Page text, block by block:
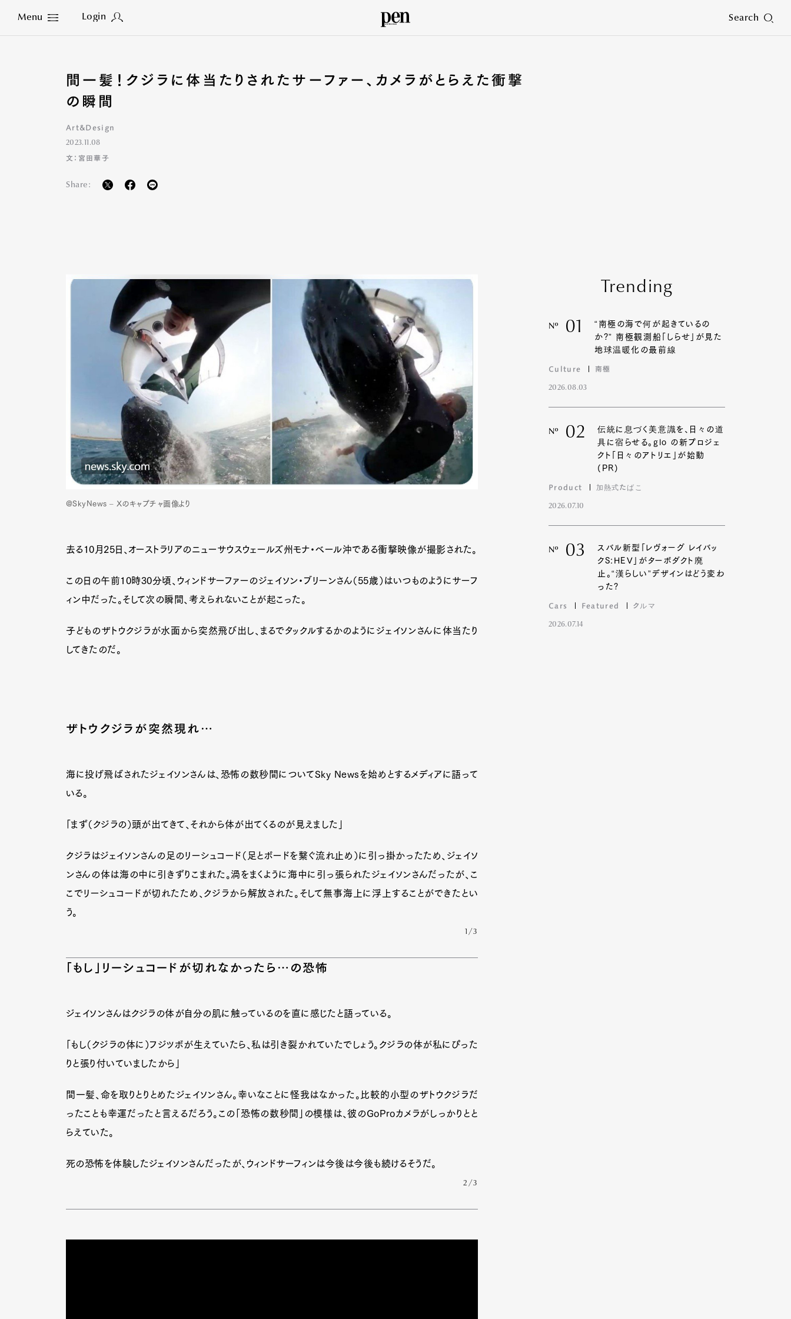
Menu Login Search
Close
間一髪！クジラに体当たりされたサーファー、カメラがとらえた衝撃
の瞬間
Art&Design
2023.11.08
文：宮田華子
Share:
@SkyNews – Xのキャプチャ画像より
去る10月25日、オーストラリアのニューサウスウェールズ州モナ・ベール沖である衝撃映像が撮影された。
この日の午前10時30分頃、ウィンドサーファーのジェイソン・ブリーンさん（55歳）はいつものようにサーフ
ィン中だった。そして次の瞬間、考えられないことが起こった。
子どものザトウクジラが水面から突然飛び出し、まるでタックルするかのようにジェイソンさんに体当たり
してきたのだ。
ザトウクジラが突然現れ…
海に投げ飛ばされたジェイソンさんは、恐怖の数秒間についてSky Newsを始めとするメディアに語って
いる。
「まず（クジラの）頭が出てきて、それから体が出てくるのが見えました」
クジラはジェイソンさんの足のリーシュコード（足とボードを繋ぐ流れ止め）に引っ掛かったため、ジェイソ
ンさんの体は海の中に引きずりこまれた。渦をまくように海中に引っ張られたジェイソンさんだったが、こ
こでリーシュコードが切れたため、クジラから解放された。そして無事海上に浮上することができたとい
う。
1/3
「もし」リーシュコードが切れなかったら…の恐怖
ジェイソンさんはクジラの体が自分の肌に触っているのを直に感じたと語っている。
「もし（クジラの体に）フジツボが生えていたら、私は引き裂かれていたでしょう。クジラの体が私にぴった
りと張り付いていましたから」
間一髪、命を取りとりとめたジェイソンさん。幸いなことに怪我はなかった。比較的小型のザトウクジラだ
ったことも幸運だったと言えるだろう。この「恐怖の数秒間」の模様は、彼のGoProカメラがしっかりとと
らえていた。
死の恐怖を体験したジェイソンさんだったが、ウィンドサーフィンは今後は今後も続けるそうだ。
2/3
Trending
Nº 01
“南極の海で何が起きているの
か?” 南極観測船「しらせ」が見た
地球温暖化の最前線
Culture 南極
2026.08.03
Nº 02
伝統に息づく美意識を、日々の道
具に宿らせる。glo の新プロジェ
クト「日々のアトリエ」が始動
(PR)
Product 加熱式たばこ
2026.07.10
Nº 03
スバル新型「レヴォーグ レイバッ
クS:HEV」がターボダクト廃
止。“漢らしい”デザインはどう変わ
った?
Cars Featured クルマ
2026.07.14